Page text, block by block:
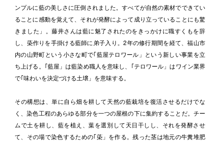
ンプルに藍の美しさに圧倒されました。すべてが自然の素材でできてい
ることに感動を覚えて、それが発酵によって成り立っていることにも驚
きました」。藤井さんは藍に魅了されたのをきっかけに職すくもを辞
し、蒅作りを手掛ける藍師に弟子入り。2年の修行期間を経て、福山市
内の山野町という小さな町で｢藍屋テロワール」という新しい事業を立
ち上げる。｢藍屋」は藍染め職人を意味し、｢テロワール」はワイン業界
で｢味わいを決定づける土壌」を意味する。
その構想は、単に自ら畑を耕して天然の藍栽培を復活させるだけでな
く、染色工程のあらゆる部分を一つの屋根の下に集約することだ。チー
ムで土を耕し、藍を植え、葉を選別して天日干しし、それを発酵させ
て、その場で染色するための｢蒅」を作る。残った茎は地元の牛糞堆肥